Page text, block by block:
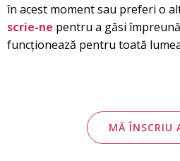
în acest moment sau preferi o
scrie-ne pentru a găsi
funcționează pentru toată
MĂ ÎNSCRIU